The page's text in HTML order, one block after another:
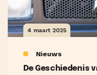
4 maart 2025
Nieuws
De Geschiedenis